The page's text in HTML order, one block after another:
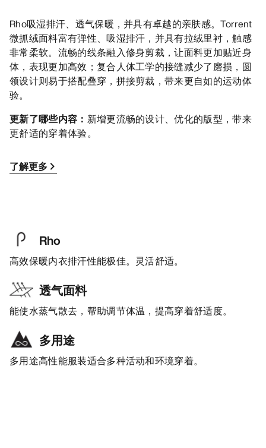
Rho吸湿排汗、透气保暖，并具有卓越的亲肤感。Torrent
微抓绒面料富有弹性、吸湿排汗，并具有拉绒里衬，触感
非常柔软。流畅的线条融入修身剪裁，让面料更加贴近身
体，表现更加高效；复合人体工学的接缝减少了磨损，圆
领设计则易于搭配叠穿，拼接剪裁，带来更自如的运动体
验。
更新了哪些内容： 新增更流畅的设计、优化的版型，带来
更舒适的穿着体验。
了解更多
Rho
高效保暖内衣排汗性能极佳。灵活舒适。
透气面料
能使水蒸气散去，帮助调节体温，提高穿着舒适度。
多用途
多用途高性能服装适合多种活动和环境穿着。